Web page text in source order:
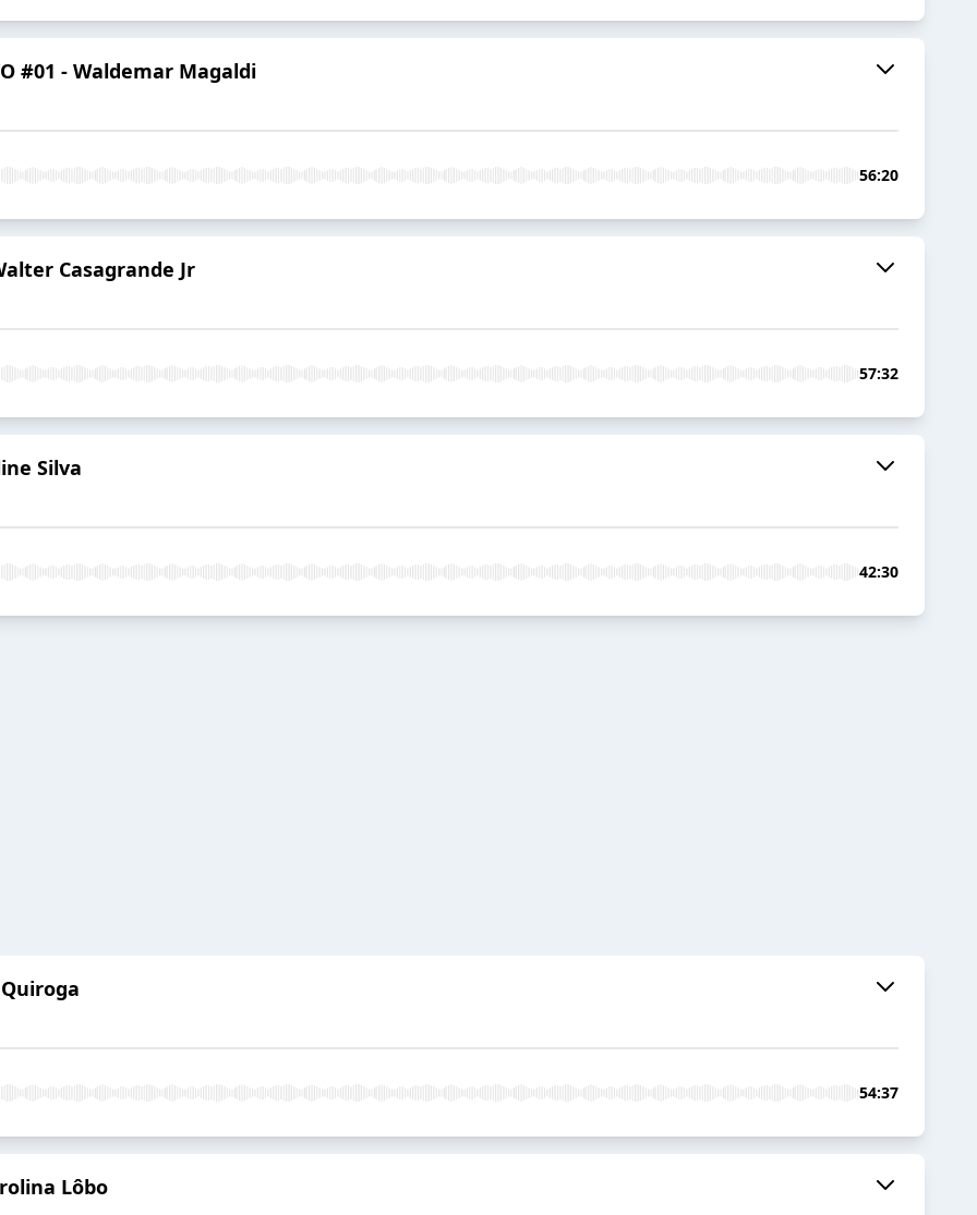
#01 - Waldemar Magaldi
56:20
Casagrande Jr
57:32
Silva
42:30
54:37
Lôbo